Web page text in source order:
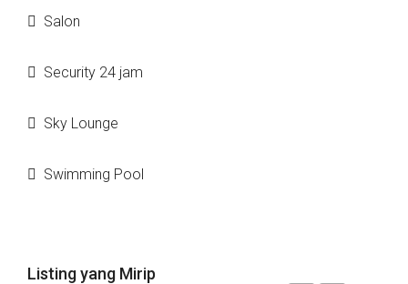
Salon
Security 24 jam
Sky Lounge
Swimming Pool
Listing yang Mirip